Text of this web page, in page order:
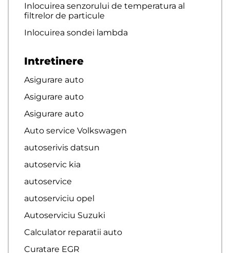
Inlocuirea senzorului de temperatura al
filtrelor de particule
Inlocuirea sondei lambda
Intretinere
Asigurare auto
Asigurare auto
Asigurare auto
Auto service Volkswagen
autoserivis datsun
autoservic kia
autoservice
autoserviciu opel
Autoserviciu Suzuki
Calculator reparatii auto
Curatare EGR